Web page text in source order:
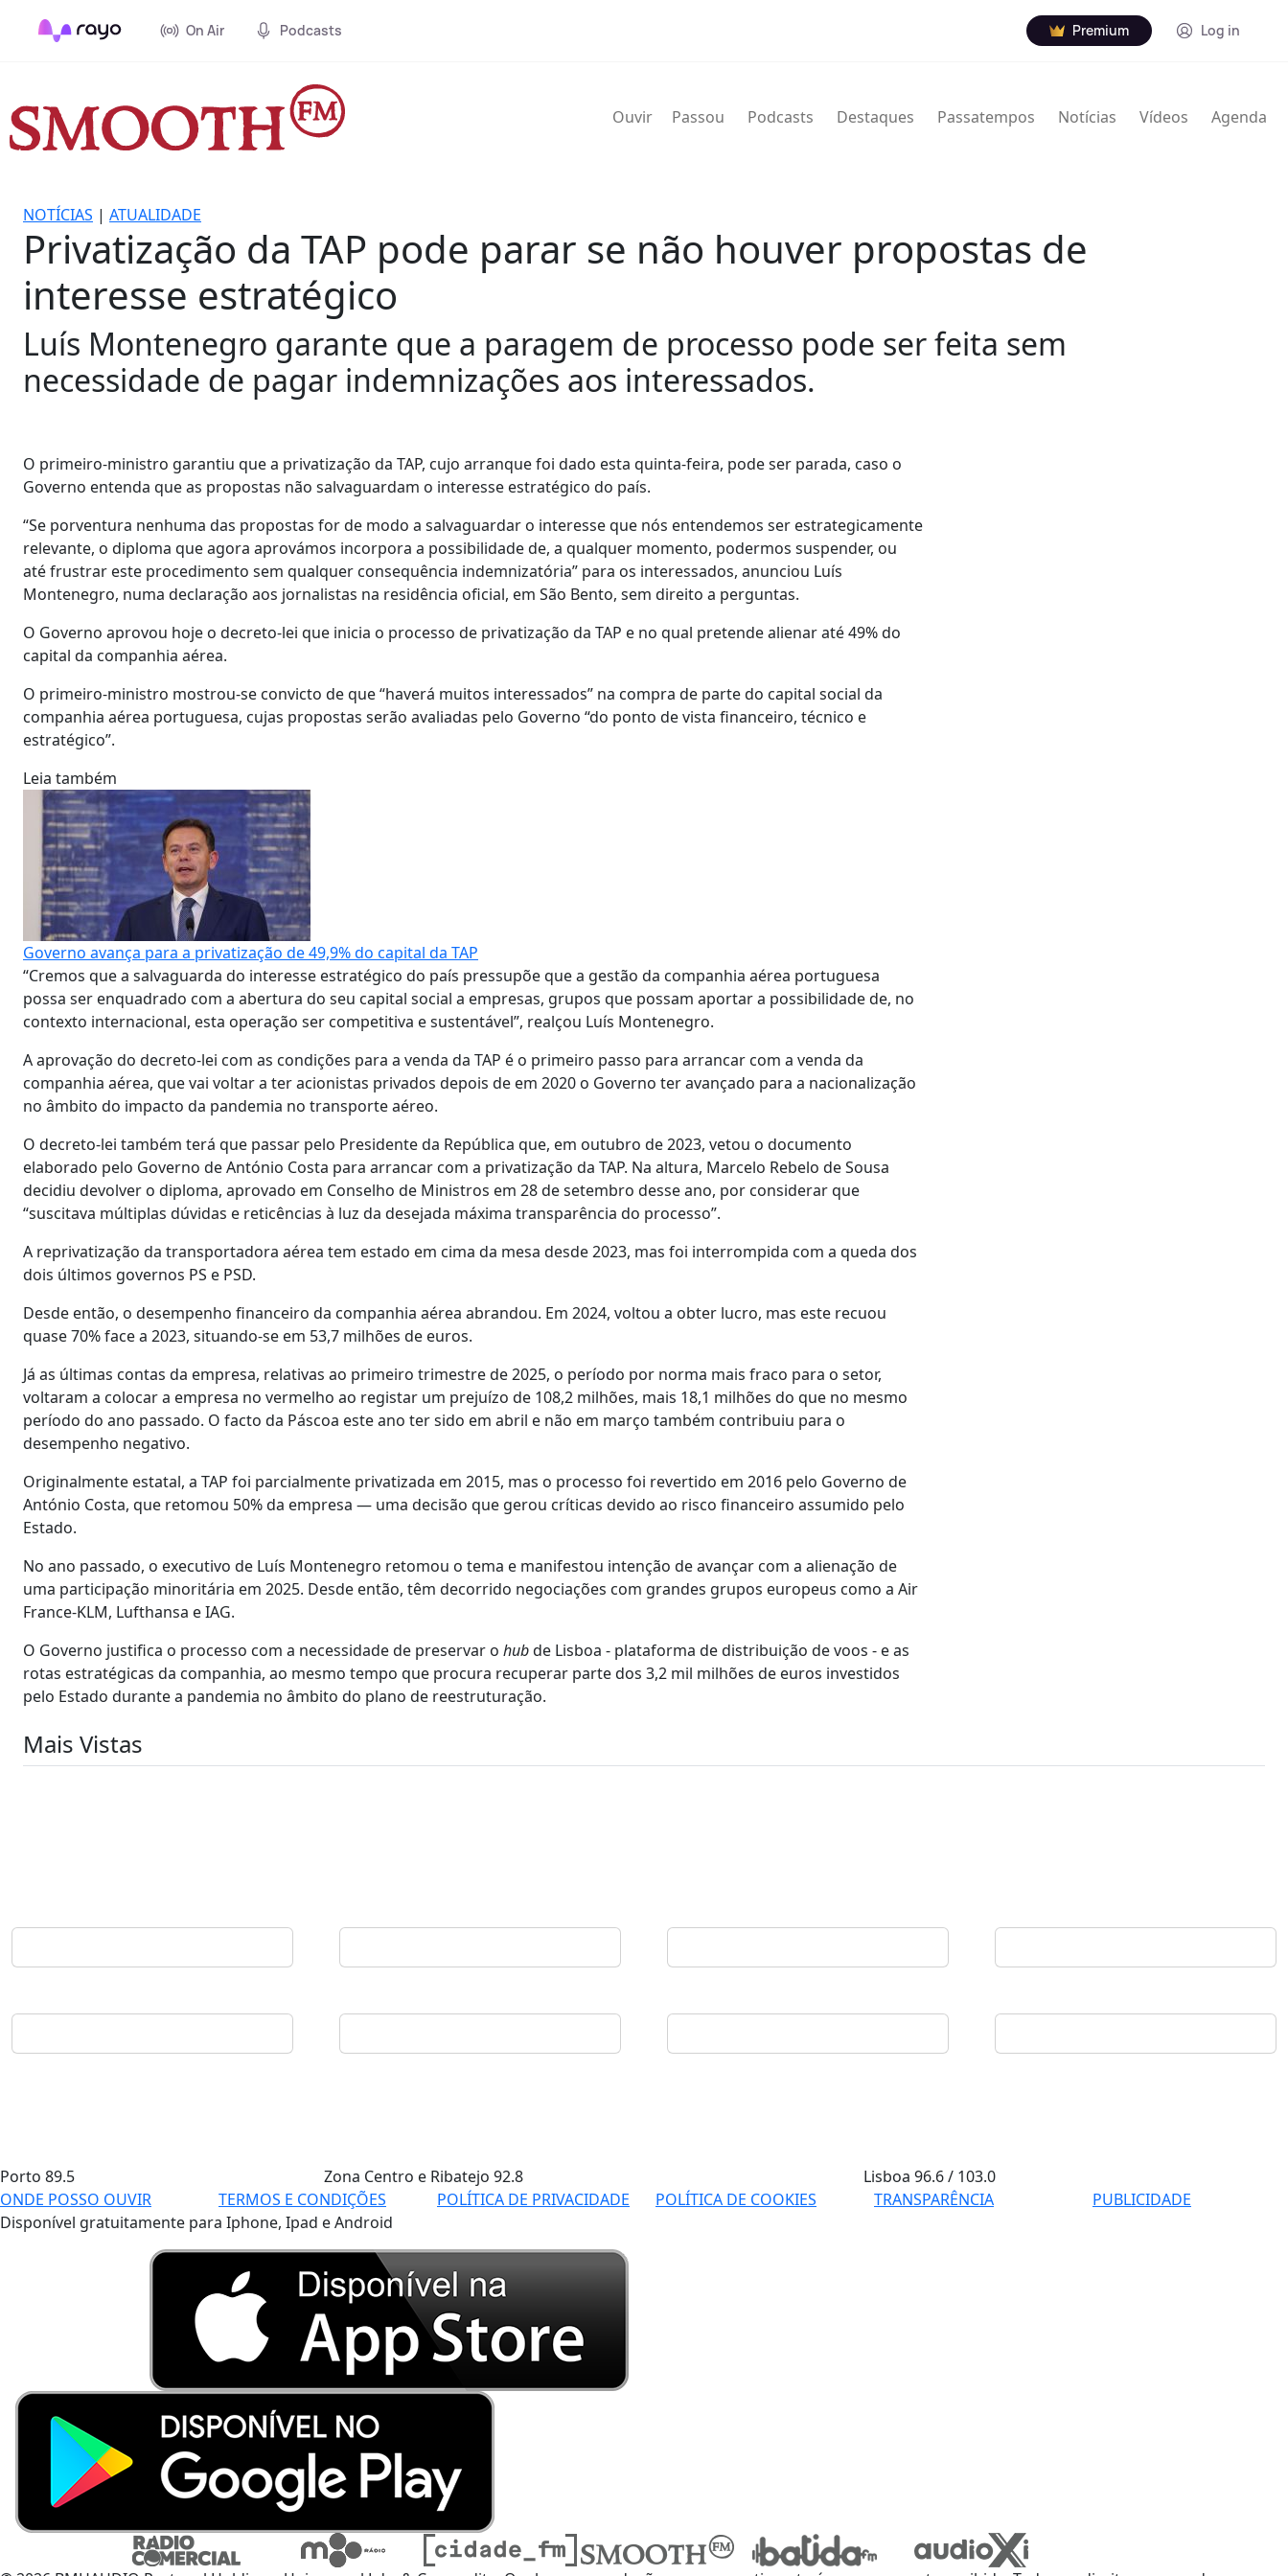
On Air Podcasts Premium Log in
Ouvir Passou Podcasts Destaques Passatempos Notícias Vídeos Agenda
NOTÍCIAS | ATUALIDADE
Privatização da TAP pode parar se não houver propostas de
interesse estratégico
Luís Montenegro garante que a paragem de processo pode ser feita sem
necessidade de pagar indemnizações aos interessados.
O primeiro-ministro garantiu que a privatização da TAP, cujo arranque foi dado esta quinta-feira, pode ser parada, caso o
Governo entenda que as propostas não salvaguardam o interesse estratégico do país.
“Se porventura nenhuma das propostas for de modo a salvaguardar o interesse que nós entendemos ser estrategicamente
relevante, o diploma que agora aprovámos incorpora a possibilidade de, a qualquer momento, podermos suspender, ou
até frustrar este procedimento sem qualquer consequência indemnizatória” para os interessados, anunciou Luís
Montenegro, numa declaração aos jornalistas na residência oficial, em São Bento, sem direito a perguntas.
O Governo aprovou hoje o decreto-lei que inicia o processo de privatização da TAP e no qual pretende alienar até 49% do
capital da companhia aérea.
O primeiro-ministro mostrou-se convicto de que “haverá muitos interessados” na compra de parte do capital social da
companhia aérea portuguesa, cujas propostas serão avaliadas pelo Governo “do ponto de vista financeiro, técnico e
estratégico”.
Leia também
Governo avança para a privatização de 49,9% do capital da TAP
“Cremos que a salvaguarda do interesse estratégico do país pressupõe que a gestão da companhia aérea portuguesa
possa ser enquadrado com a abertura do seu capital social a empresas, grupos que possam aportar a possibilidade de, no
contexto internacional, esta operação ser competitiva e sustentável”, realçou Luís Montenegro.
A aprovação do decreto-lei com as condições para a venda da TAP é o primeiro passo para arrancar com a venda da
companhia aérea, que vai voltar a ter acionistas privados depois de em 2020 o Governo ter avançado para a nacionalização
no âmbito do impacto da pandemia no transporte aéreo.
O decreto-lei também terá que passar pelo Presidente da República que, em outubro de 2023, vetou o documento
elaborado pelo Governo de António Costa para arrancar com a privatização da TAP. Na altura, Marcelo Rebelo de Sousa
decidiu devolver o diploma, aprovado em Conselho de Ministros em 28 de setembro desse ano, por considerar que
“suscitava múltiplas dúvidas e reticências à luz da desejada máxima transparência do processo”.
A reprivatização da transportadora aérea tem estado em cima da mesa desde 2023, mas foi interrompida com a queda dos
dois últimos governos PS e PSD.
Desde então, o desempenho financeiro da companhia aérea abrandou. Em 2024, voltou a obter lucro, mas este recuou
quase 70% face a 2023, situando-se em 53,7 milhões de euros.
Já as últimas contas da empresa, relativas ao primeiro trimestre de 2025, o período por norma mais fraco para o setor,
voltaram a colocar a empresa no vermelho ao registar um prejuízo de 108,2 milhões, mais 18,1 milhões do que no mesmo
período do ano passado. O facto da Páscoa este ano ter sido em abril e não em março também contribuiu para o
desempenho negativo.
Originalmente estatal, a TAP foi parcialmente privatizada em 2015, mas o processo foi revertido em 2016 pelo Governo de
António Costa, que retomou 50% da empresa — uma decisão que gerou críticas devido ao risco financeiro assumido pelo
Estado.
No ano passado, o executivo de Luís Montenegro retomou o tema e manifestou intenção de avançar com a alienação de
uma participação minoritária em 2025. Desde então, têm decorrido negociações com grandes grupos europeus como a Air
France-KLM, Lufthansa e IAG.
O Governo justifica o processo com a necessidade de preservar o hubde Lisboa - plataforma de distribuição de voos - e as
rotas estratégicas da companhia, ao mesmo tempo que procura recuperar parte dos 3,2 mil milhões de euros investidos
pelo Estado durante a pandemia no âmbito do plano de reestruturação.
Mais Vistas
Porto 89.5 Zona Centro e Ribatejo 92.8 Lisboa96.6 / 103.0
ONDE POSSO OUVIR
TERMOS E CONDIÇÕES POLÍTICA DE PRIVACIDADE POLÍTICA DE COOKIES TRANSPARÊNCIA
PUBLICIDADE
Disponível gratuitamente para Iphone, Ipad e Android